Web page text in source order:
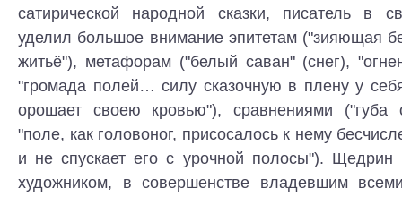
сатирической народной сказки, писатель в
уделил большое внимание эпитетам ("зияющая
житьё"), метафорам ("белый саван" (снег),
"громада полей… силу сказочную в плену у
орошает своею кровью"), сравнениями ("губа
"поле, как головоног, присосалось к нему
и не спускает его с урочной полосы"). Щедрин
художником, в совершенстве владевшим